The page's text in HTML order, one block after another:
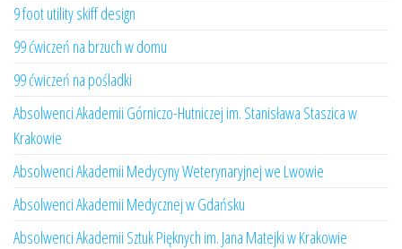
9 foot utility skiff design
99 ćwiczeń na brzuch w domu
99 ćwiczeń na pośladki
Absolwenci Akademii Górniczo-Hutniczej im. Stanisława Staszica w
Krakowie
Absolwenci Akademii Medycyny Weterynaryjnej we Lwowie
Absolwenci Akademii Medycznej w Gdańsku
Absolwenci Akademii Sztuk Pięknych im. Jana Matejki w Krakowie